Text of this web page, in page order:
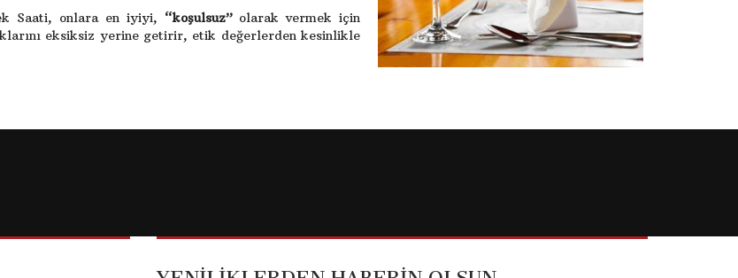
Saati, onlara en iyiyi, “koşulsuz”olarak vermek için
eksiksiz yerine getirir, etik değerlerden kesinlikle